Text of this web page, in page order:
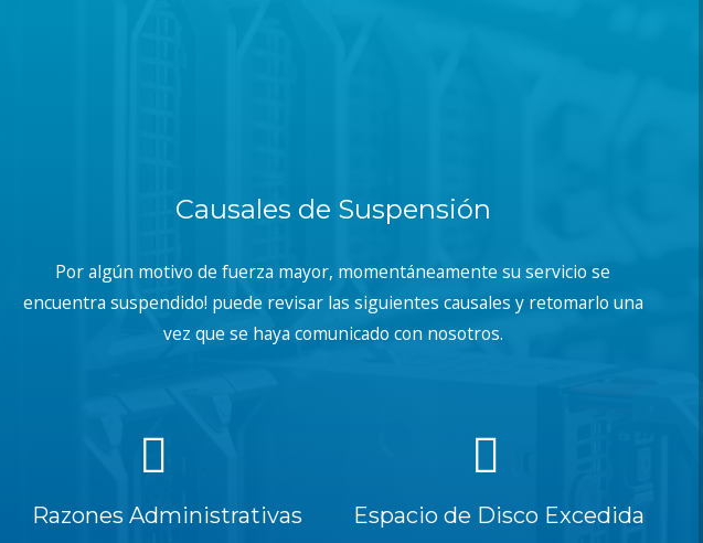
Causales de Suspensión
Por algún motivo de fuerza mayor, momentáneamente su servicio se
encuentra suspendido! puede revisar las siguientes causales y retomarlo una
vez que se haya comunicado con nosotros.
Razones Administrativas Espacio de Disco Excedida